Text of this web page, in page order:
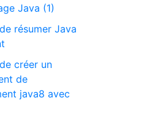
Java (1)
résumer Java
créer un
de
java8 avec